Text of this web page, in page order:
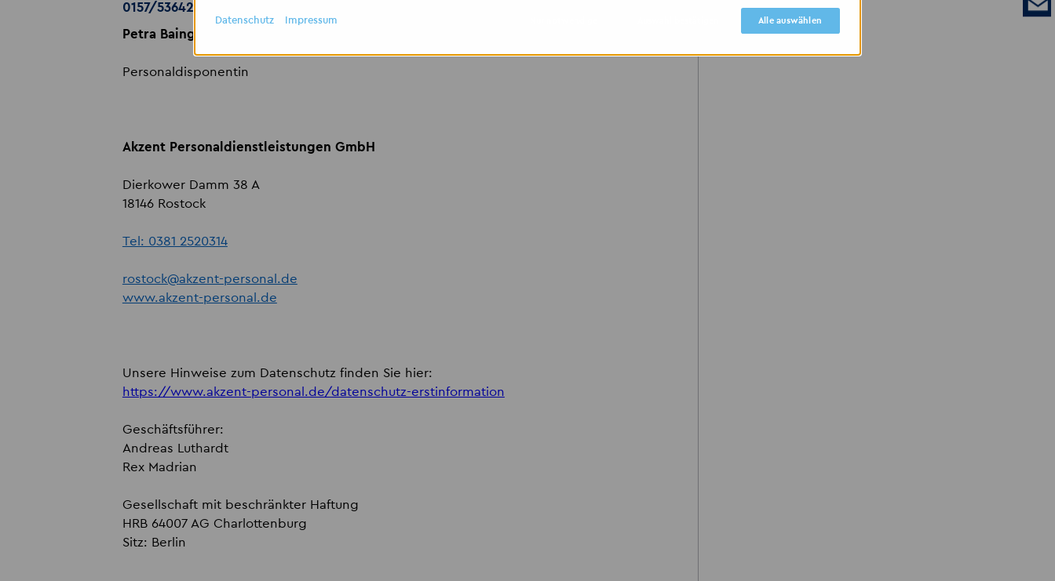
0157/53642530
Petra Baingo
Personaldisponentin
Akzent Personaldienstleistungen GmbH
Dierkower Damm 38 A
18146 Rostock
Tel: 0381 2520314
rostock@akzent-personal.de
www.akzent-personal.de
Unsere Hinweise zum Datenschutz finden Sie hier:
https://www.akzent-personal.de/datenschutz-erstinformation
Geschäftsführer:
Andreas Luthardt
Rex Madrian
Gesellschaft mit beschränkter Haftung
HRB 64007 AG Charlottenburg
Sitz: Berlin
Alle auswählen
Datenschutz Impressum